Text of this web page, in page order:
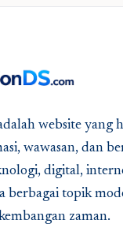
website yang
wawasan, dan
digital,
berbagai topik
zaman.